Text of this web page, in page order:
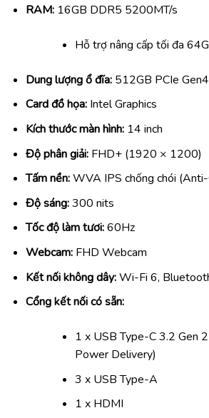
RAM:16GB DDR5 5200MT/s
Hỗ trợ nâng cấp tối đa
Dung lượng ổ đĩa:512GB PCIe
Card đồ họa:Intel Graphics
Kích thước màn hình:14 inch
Độ phân giải:FHD+ (1920 × 1200)
Tấm nền:WVA IPS chống chói (Anti-
Độ sáng:300 nits
Tốc độ làm tươi:60Hz
Webcam:FHD Webcam
Kết nối không dây:Wi-Fi 6,
Cổng kết nối có sẵn:
1 x USB Type-C 3.2 Gen
Power Delivery)
3 x USB Type-A
1 x HDMI